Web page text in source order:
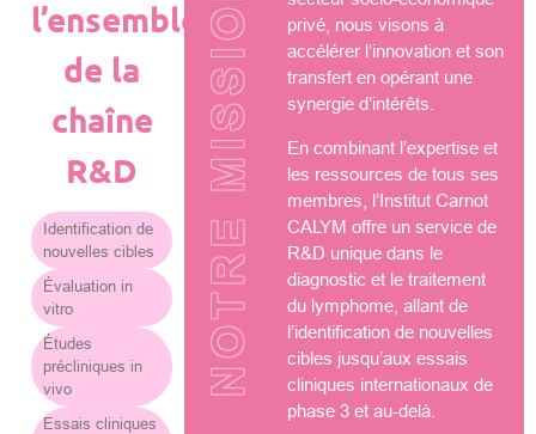
l’ensemble
de la
chaîne
R&D
Identification de
nouvelles cibles
Évaluation in
vitro
Études
précliniques in
vivo
Essais cliniques
NOTRE MISSION
privé, nous visons à
accélérer l’innovation et son
transfert en opérant une
synergie d’intérêts.
En combinant l’expertise et
les ressources de tous ses
membres, l’Institut Carnot
CALYM offre un service de
R&D unique dans le
diagnostic et le traitement
du lymphome, allant de
l’identification de nouvelles
cibles jusqu’aux essais
cliniques internationaux de
phase 3 et au-delà.